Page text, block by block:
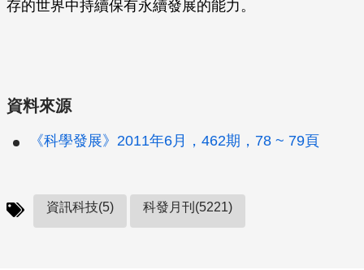
存的世界中持續保有永續發展的能力。
資料來源
《科學發展》2011年6月，462期，78 ~ 79頁
資訊科技(5) 科發月刊(5221)